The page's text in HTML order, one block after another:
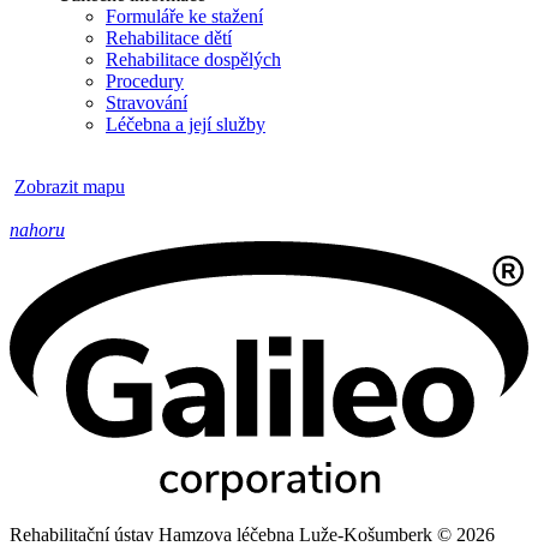
Formuláře ke stažení
Rehabilitace dětí
Rehabilitace dospělých
Procedury
Stravování
Léčebna a její služby
Zobrazit mapu
nahoru
Rehabilitační ústav Hamzova léčebna Luže-Košumberk © 2026